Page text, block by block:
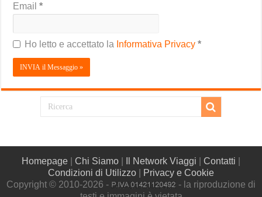
Email*
Ho letto e accettato la Informativa Privacy*
Homepage Chi Siamo Il Network Viaggi Contatti
Condizioni di Utilizzo
Privacy e Cookie
Copyright © 2010-2026 -
- la riproduzione di